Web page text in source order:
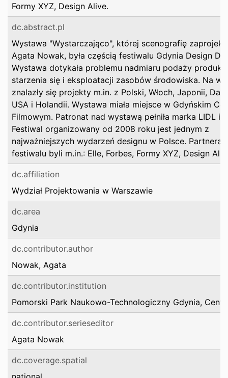
Formy XYZ, Design Alive.
dc.abstract.pl
Wystawa "Wystarczająco", której scenografię
Agata Nowak, była częścią festiwalu Gdynia Design
Wystawa dotykała problemu nadmiaru podaży
starzenia się i eksploatacji zasobów środowiska. Na
znalazły się projekty m.in. z Polski, Włoch, Japonii,
USA i Holandii. Wystawa miała miejsce w Gdyńskim
Filmowym. Patronat nad wystawą pełniła marka LIDL i
Festiwal organizowany od 2008 roku jest jednym z
najważniejszych wydarzeń designu w Polsce.
festiwalu byli m.in.: Elle, Forbes, Formy XYZ, Design
dc.affiliation
Wydział Projektowania w Warszawie
dc.area
Gdynia
dc.contributor.author
Nowak, Agata
dc.contributor.institution
Pomorski Park Naukowo-Technologiczny Gdynia,
dc.contributor.serieseditor
Agata Nowak
dc.coverage.spatial